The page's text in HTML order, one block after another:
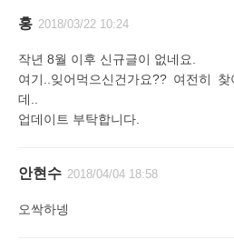
홍 2018/03/22 10:24
작년 8월 이후 신규글이 없네요.
여기..잊어먹으신건가요?? 여전히
데..
업데이트 부탁합니다.
안현수 2018/04/04 18:58
오싹하넹